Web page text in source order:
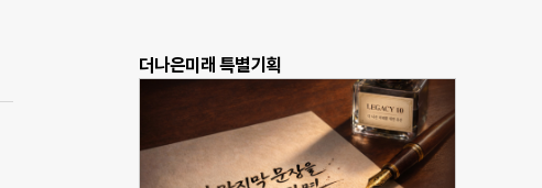
더나은미래 특별기획